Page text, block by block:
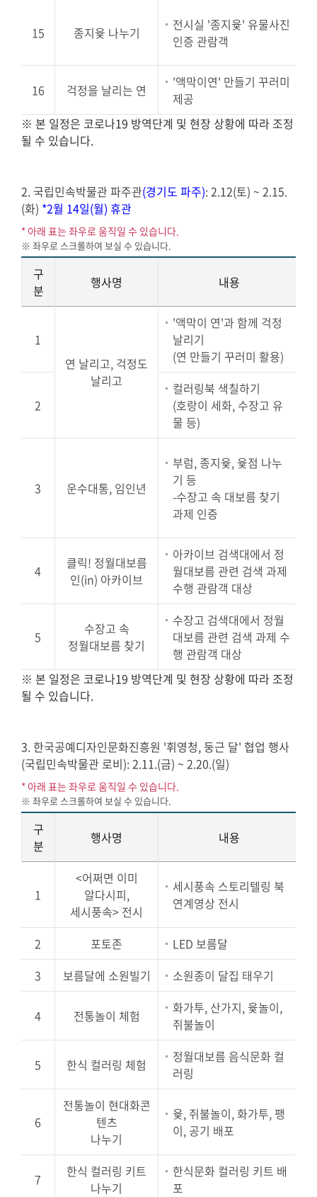
15 종지윷 나누기
전시실 '종지윷' 유물사진
인증 관람객
16 걱정을 날리는 연
'액막이연' 만들기 꾸러미
제공
※ 본 일정은 코로나19 방역단계 및 현장 상황에 따라 조정
될 수 있습니다.
2. 국립민속박물관 파주관(경기도 파주): 2.12(토) ~ 2.15.
(화) *2월 14일(월) 휴관
* 아래 표는 좌우로 움직일 수 있습니다.
구
분
행사명 내용
1
연 날리고, 걱정도
날리고
'액막이 연'과 함께 걱정
날리기
(연 만들기 꾸러미 활용)
2
컬러링북 색칠하기
(호랑이 세화, 수장고 유
물 등)
3 운수대통, 임인년
부럼, 종지윷, 윷점 나누
기 등
-수장고 속 대보름 찾기
과제 인증
4
클릭! 정월대보름
인(in) 아카이브
아카이브 검색대에서 정
월대보름 관련 검색 과제
수행 관람객 대상
5
수장고 속
정월대보름 찾기
수장고 검색대에서 정월
대보름 관련 검색 과제 수
행 관람객 대상
※ 본 일정은 코로나19 방역단계 및 현장 상황에 따라 조정
될 수 있습니다.
3. 한국공예디자인문화진흥원 '휘영청, 둥근 달' 협업 행사
(국립민속박물관 로비): 2.11.(금) ~ 2.20.(일)
* 아래 표는 좌우로 움직일 수 있습니다.
구
분
행사명 내용
1
<어쩌면 이미
알다시피,
세시풍속> 전시
세시풍속 스토리텔링 북
연계영상 전시
2 포토존
LED 보름달
3
보름달에 소원빌기 소원종이 달집 태우기
4 전통놀이 체험
화가투, 산가지, 윷놀이,
쥐불놀이
5 한식 컬러링 체험
정월대보름 음식문화 컬
러링
6
전통놀이 현대화콘
텐츠
나누기
윷, 쥐불놀이, 화가투, 팽
이, 공기 배포
7
한식 컬러링 키트
나누기
한식문화 컬러링 키트 배
포